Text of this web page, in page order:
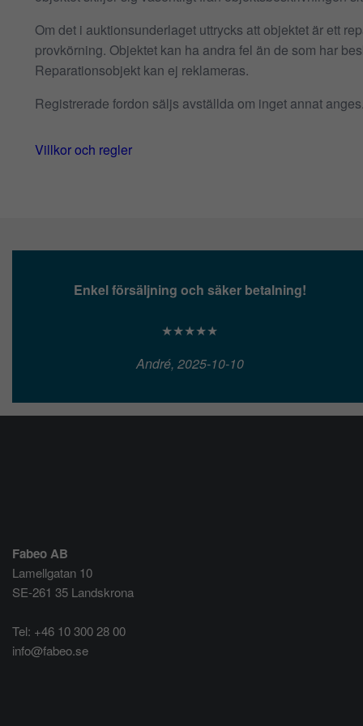
Om det i auktionsunderlaget uttrycks att objektet är ett
provkörning. Objektet kan ha andra fel än de som har
Reparationsobjekt kan ej reklameras.
Registrerade fordon säljs avställda om inget annat anges.
Villkor och regler
Enkel försäljning och säker betalning!
★★★★★
André, 2025-10-10
Fabeo AB
Lamellgatan 10
SE-261 35 Landskrona
Tel: +46 10 300 28 00
info@fabeo.se